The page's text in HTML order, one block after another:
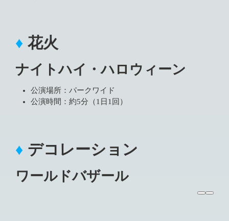
花火
ナイトハイ・ハロウィーン
公演場所：パークワイド
公演時間：約5分（1日1回）
デコレーション
ワールドバザール